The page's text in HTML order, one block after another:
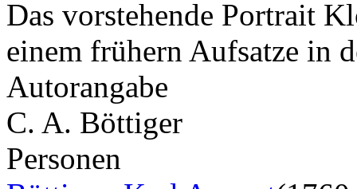
Das vorstehende Portrait
einem frühern Aufsatze in
Autorangabe
C. A. Böttiger
Personen